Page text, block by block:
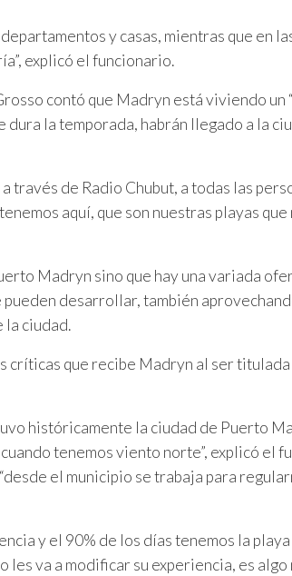
y casas, mientras que en
explicó el funcionario.
contó que Madryn está viviendo un
dura la temporada, habrán llegado a la
de Radio Chubut, a todas las
aquí, que son nuestras playas
Madryn sino que hay una variada
desarrollar, también
la ciudad.
críticas que recibe Madryn al ser titulada
históricamente la ciudad de Puerto
tenemos viento norte”, explicó el
el municipio se trabaja para
y el 90% de los días tenemos la
les va a modificar su experiencia, es algo